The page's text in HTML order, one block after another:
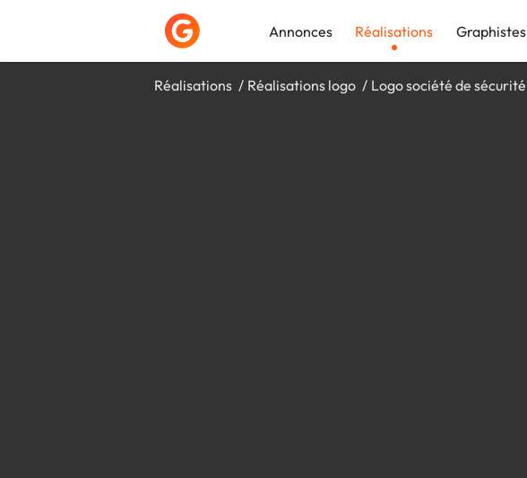
Annonces Réalisations Graphistes
Réalisations Réalisations logo Logo société de sécurité